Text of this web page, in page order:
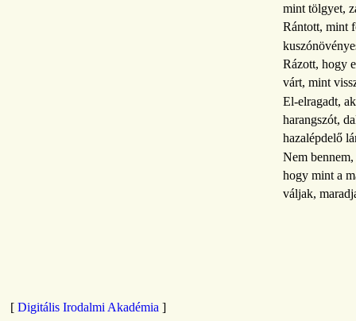
mint tölgyet,
Rántott, mint
Rázott, hogy
várt, mint
El-elragadt,
harangszót,
hazalépdelő
Nem
hogy mint a
váljak,
[Digitális Irodalmi Akadémia ]